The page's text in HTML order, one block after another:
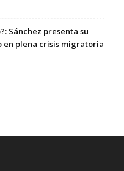
Sánchez presenta su
en plena crisis migratoria